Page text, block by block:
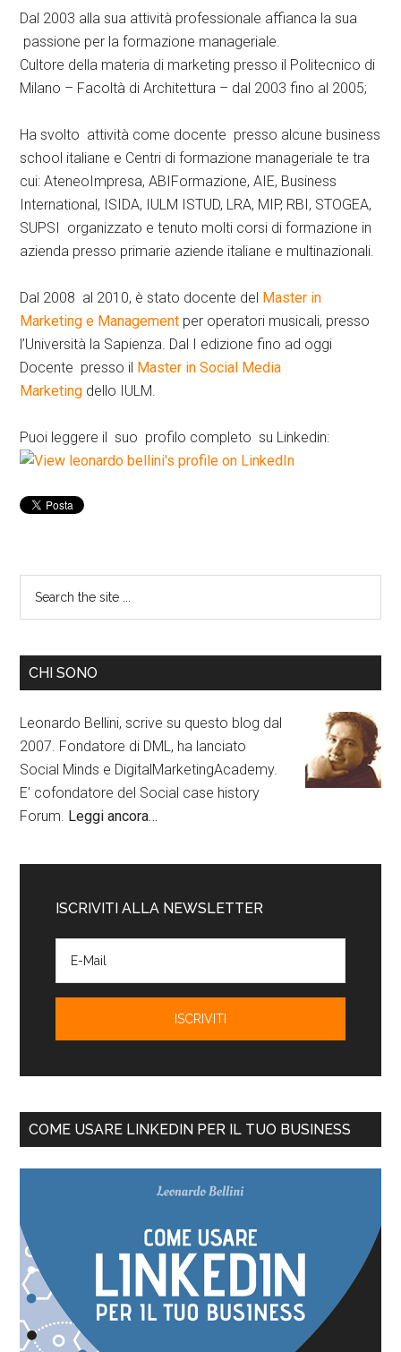
Dal 2003 alla sua attività professionale affianca la sua
passione per la formazione manageriale.
Cultore della materia di marketing presso il Politecnico di
Milano – Facoltà di Architettura – dal 2003 fino al 2005;
Ha svolto attività come docente presso alcune business
school italiane e Centri di formazione manageriale te tra
cui: AteneoImpresa, ABIFormazione, AIE, Business
International, ISIDA, IULM ISTUD, LRA, MIP, RBI, STOGEA,
SUPSI organizzato e tenuto molti corsi di formazione in
azienda presso primarie aziende italiane e multinazionali.
Dal 2008 al 2010, è stato docente del Master in
Marketing e Management per operatori musicali, presso
l’Università la Sapienza. Dal I edizione fino ad oggi
Docente presso il Master in Social Media
Marketing dello IULM.
Puoi leggere il suo profilo completo su Linkedin:
CHI SONO
Leonardo Bellini, scrive su questo blog dal
2007. Fondatore di DML, ha lanciato
Social Minds e DigitalMarketingAcademy.
E' cofondatore del Social case history
Forum. Leggi ancora…
ISCRIVITI ALLA NEWSLETTER
COME USARE LINKEDIN PER IL TUO BUSINESS